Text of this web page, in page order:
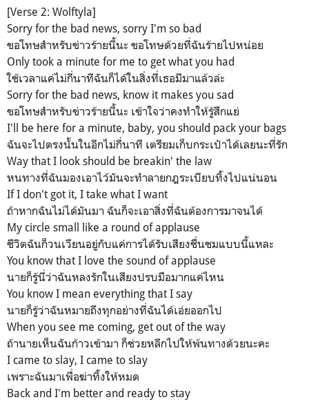
[Verse 2: Wolftyla]
Sorry for the bad news, sorry I'm so bad
ขอโทษสำหรับข่าวร้ายนี้นะ ขอโทษด้วยที่ฉันร้ายไปหน่อย
Only took a minute for me to get what you had
ใช้เวลาแค่ไม่กี่นาทีฉันก็ได้ในสิ่งที่เธอมีมาแล้วล่ะ
Sorry for the bad news, know it makes you sad
ขอโทษสำหรับข่าวร้ายนี้นะ เข้าใจว่าคงทำให้รู้สึกแย่
I'll be here for a minute, baby, you should pack your bags
ฉันจะไปตรงนั้นในอีกไม่กี่นาที เตรียมเก็บกระเป๋าได้เลยนะที่รัก
Way that I look should be breakin' the law
หนทางที่ฉันมองเอาไว้มันจะทำลายกฎระเบียบทิ้งไปแน่นอน
If I don't got it, I take what I want
ถ้าหากฉันไม่ได้มันมา ฉันก็จะเอาสิ่งที่ฉันต้องการมาจนได้
My circle small like a round of applause
ชีวิตฉันก็วนเวียนอยู่กับแค่การได้รับเสียงชื่นชมแบบนี้แหละ
You know that I love the sound of applause
นายก็รู้นี่ว่าฉันหลงรักในเสียงปรบมือมากแค่ไหน
You know I mean everything that I say
นายก็รู้ว่าฉันหมายถึงทุกอย่างที่ฉันได้เอ่ยออกไป
When you see me coming, get out of the way
ถ้านายเห็นฉันก้าวเข้ามา ก็ช่วยหลีกไปให้พ้นทางด้วยนะคะ
I came to slay, I came to slay
เพราะฉันมาเพื่อฆ่าทิ้งให้หมด
Back and I'm better and ready to stay